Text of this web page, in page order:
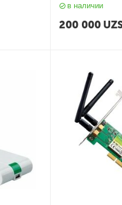
в наличии
200 000